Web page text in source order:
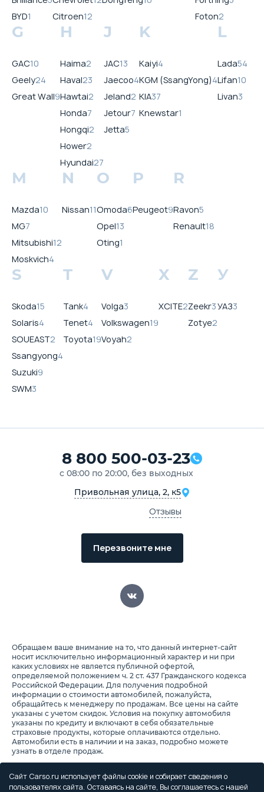
BYD1
Citroen12
Foton2
G
GAC10
Geely24
Great Wall9
H
Haima2
Haval23
Hawtai2
Honda7
Hongqi2
Hower2
Hyundai27
J
JAC13
Jaecoo4
Jeland2
Jetour7
Jetta5
K
Kaiyi4
KGM (SsangYong)4
KIA37
Knewstar1
L
Lada54
Lifan10
Livan3
M
Mazda10
MG7
Mitsubishi12
Moskvich4
N
Nissan11
O
Omoda6
Opel13
Oting1
P
Peugeot9
R
Ravon5
Renault18
S
Skoda15
Solaris4
SOUEAST2
Ssangyong4
Suzuki9
SWM3
T
Tank4
Tenet4
Toyota19
V
Volga3
Volkswagen19
Voyah2
X
XCITE2
Z
Zeekr3
Zotye2
У
УАЗ3
8 800 500-03-23
с 08:00 по 20:00, без выходных
Привольная улица, 2, к5
Отзывы
Перезвоните мне
Обращаем ваше внимание на то, что данный интернет-сайт
носит исключительно информационный характер и ни при
каких условиях не является публичной офертой,
определяемой положением ч. 2 ст. 437 Гражданского кодекса
Российской Федерации. Для получения подробной
информации о стоимости автомобилей, пожалуйста,
обращайтесь к менеджеру по продажам. Все цены на сайте
указаны с учетом скидок. Условия на покупку автомобиля
указаны по кредиту и включают в себя обязательные
страховые продукты, которые оплачиваются отдельно.
Автомобили есть в наличии и на заказ, подробно можете
узнать в отделе продаж.
Предоставляя свои персональные данные и используя
настоящий веб-сайт, Вы соглашаетесь с обработкой Ваших
персональных данных и принимаете условия их обработки.
Сайт Carso.ru использует файлы cookie и собирает сведения о
пользователях сайта. Оставаясь на сайте, Вы соглашаетесь с нашей